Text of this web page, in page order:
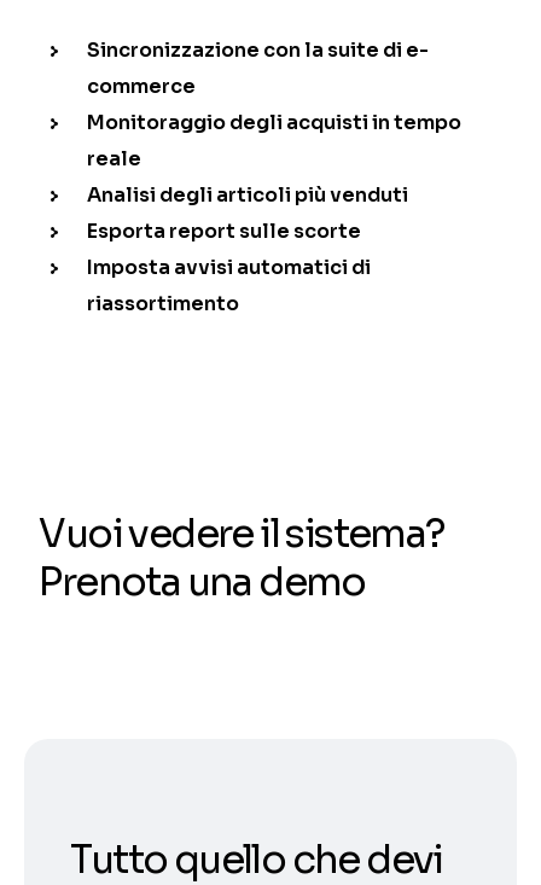
Sincronizzazione con la suite di e-
commerce
Monitoraggio degli acquisti in tempo
reale
Analisi degli articoli più venduti
Esporta report sulle scorte
Imposta avvisi automatici di
riassortimento
Vuoi vedere il sistema?
Prenota una demo
Tutto quello che devi